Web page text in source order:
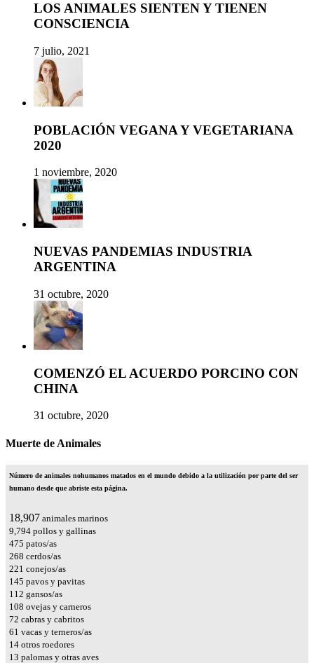
LOS ANIMALES SIENTEN Y TIENEN
CONSCIENCIA
7 julio, 2021
POBLACIÓN VEGANA Y VEGETARIANA
2020
1 noviembre, 2020
NUEVAS PANDEMIAS INDUSTRIA
ARGENTINA
31 octubre, 2020
COMENZÓ EL ACUERDO PORCINO CON
CHINA
31 octubre, 2020
Muerte de Animales
Número de animales nohumanos matados en el mundo debido a la utilización por parte del ser
humano desde que abriste esta página.
22,118animales marinos
11,458pollos y gallinas
556 patos/as
314 cerdos/as
259 conejos/as
170 pavos y pavitas
131 gansos/as
127 ovejas y carneros
85 cabras y cabritos
72 vacas y terneros/as
16 otros roedores
15 palomas y otras aves